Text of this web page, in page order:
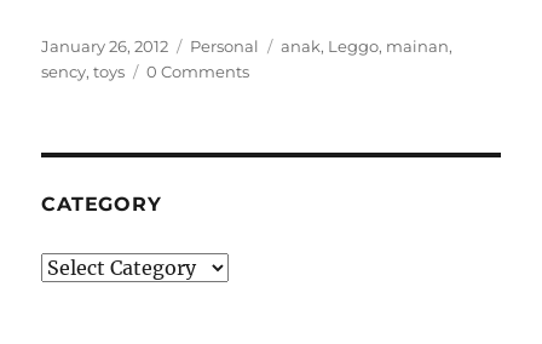
Posted
on
January 26, 2012 Categories
Personal Tags
anak, Leggo, mainan,
sency,toys 0 Comments
CATEGORY
Category